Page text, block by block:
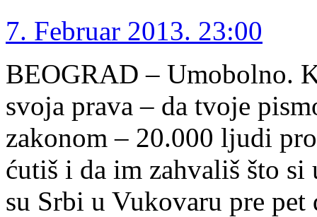
7. Februar 2013. 23:00
BEOGRAD – Umobolno.
svoja prava – da tvoje
zakonom – 20.000 ljudi
ćutiš i da im zahvališ što
su Srbi u Vukovaru pre